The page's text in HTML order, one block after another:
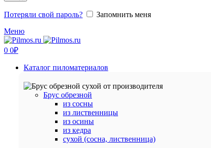
Потеряли свой пароль?
Запомнить меня
Меню
0 0₽
Каталог пиломатериалов
Брус обрезной
из сосны
из лиственницы
из осины
из кедра
сухой (сосна, лиственница)